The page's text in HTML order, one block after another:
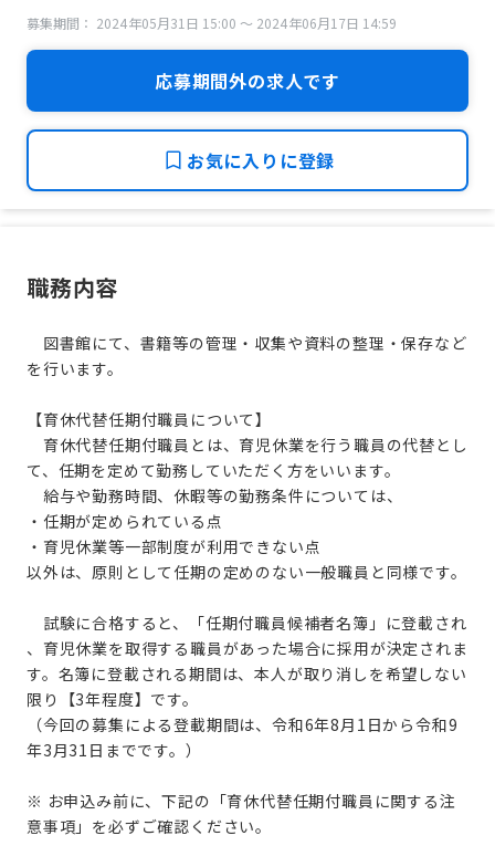
募集期間： 2024年05月31日 15:00 〜 2024年06月17日 14:59
応募期間外の求人です
お気に入りに登録
職務内容
図書館にて、書籍等の管理・収集や資料の整理・保存など
を行います。
【育休代替任期付職員について】
育休代替任期付職員とは、育児休業を行う職員の代替とし
て、任期を定めて勤務していただく方をいいます。
給与や勤務時間、休暇等の勤務条件については、
・任期が定められている点
・育児休業等一部制度が利用できない点
以外は、原則として任期の定めのない一般職員と同様です。
試験に合格すると、「任期付職員候補者名簿」に登載され
、育児休業を取得する職員があった場合に採用が決定されま
す。名簿に登載される期間は、本人が取り消しを希望しない
限り【3年程度】です。
（今回の募集による登載期間は、令和6年8月1日から令和9
年3月31日までです。）
※ お申込み前に、下記の「育休代替任期付職員に関する注